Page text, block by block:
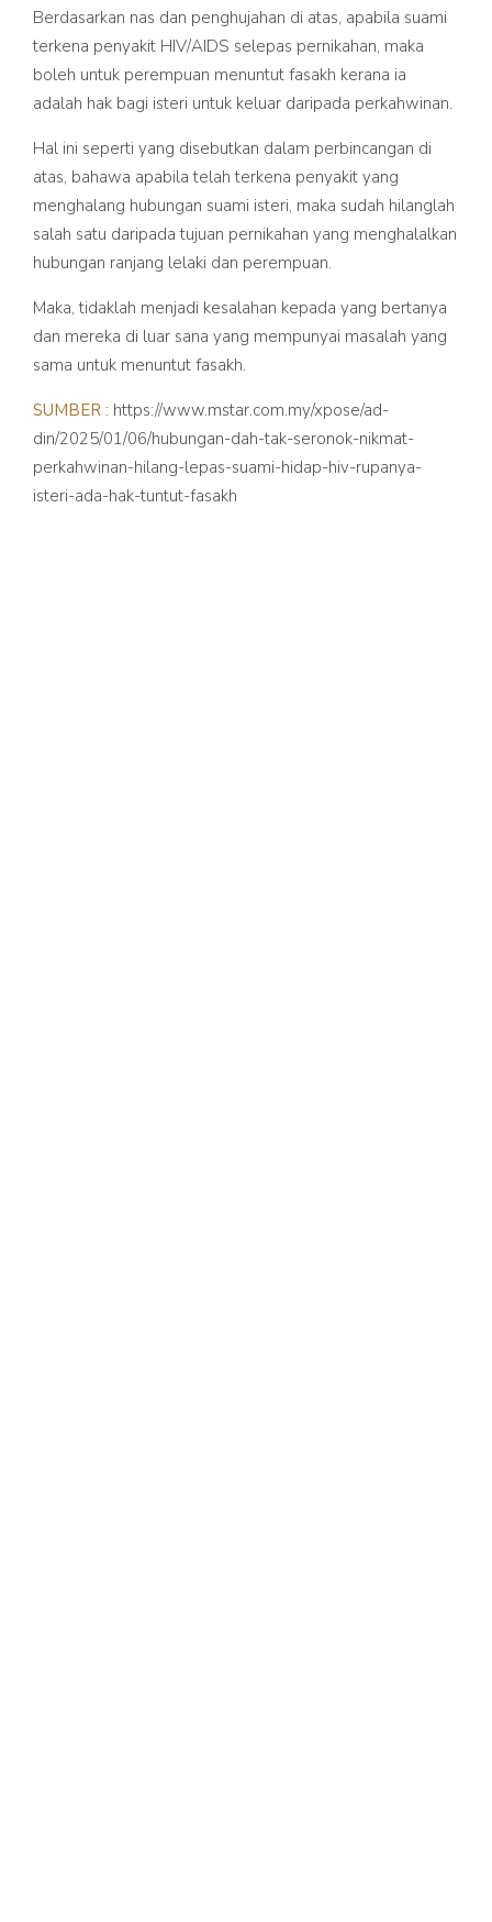
Berdasarkan nas dan penghujahan di atas, apabila suami
terkena penyakit HIV/AIDS selepas pernikahan, maka
boleh untuk perempuan menuntut fasakh kerana ia
adalah hak bagi isteri untuk keluar daripada perkahwinan.
Hal ini seperti yang disebutkan dalam perbincangan di
atas, bahawa apabila telah terkena penyakit yang
menghalang hubungan suami isteri, maka sudah hilanglah
salah satu daripada tujuan pernikahan yang menghalalkan
hubungan ranjang lelaki dan perempuan.
Maka, tidaklah menjadi kesalahan kepada yang bertanya
dan mereka di luar sana yang mempunyai masalah yang
sama untuk menuntut fasakh.
SUMBER : https://www.mstar.com.my/xpose/ad-
din/2025/01/06/hubungan-dah-tak-seronok-nikmat-
perkahwinan-hilang-lepas-suami-hidap-hiv-rupanya-
isteri-ada-hak-tuntut-fasakh